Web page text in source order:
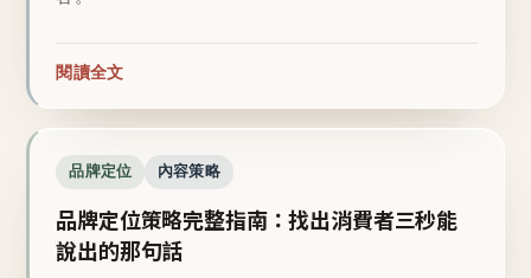
閱讀全文
品牌定位 內容策略
品牌定位策略完整指南：找出消費者三秒能
說出的那句話